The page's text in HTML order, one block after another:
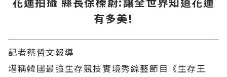
有多美!
記者蔡哲文報導
堪稱韓國最強生存競技實境秀綜藝節目《生存王